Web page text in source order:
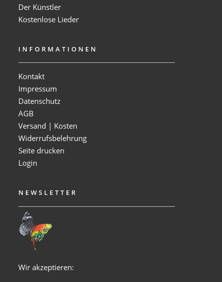
Der Künstler
Kostenlose Lieder
INFORMATIONEN
Kontakt
Impressum
Datenschutz
AGB
Versand | Kosten
Widerrufsbelehrung
Seite drucken
Login
NEWSLETTER
Wir akzeptieren: